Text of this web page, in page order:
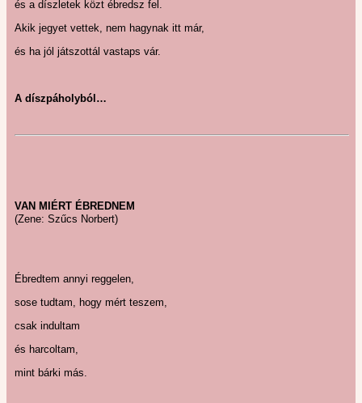
és a díszletek közt ébredsz fel.
Akik jegyet vettek, nem hagynak itt már,
és ha jól játszottál vastaps vár.
A díszpáholyból…
VAN MIÉRT ÉBREDNEM
(Zene: Szűcs Norbert)
Ébredtem annyi reggelen,
sose tudtam, hogy mért teszem,
csak indultam
és harcoltam,
mint bárki más.